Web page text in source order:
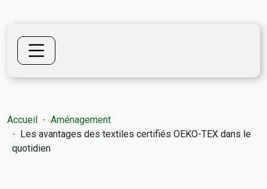
Accueil
Aménagement
Les avantages des textiles certifiés OEKO-TEX dans le
quotidien